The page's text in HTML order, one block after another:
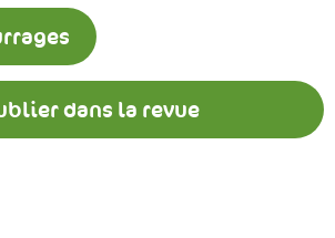
dans la revue